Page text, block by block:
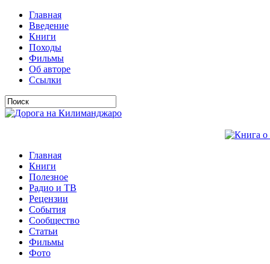
Главная
Введение
Книги
Походы
Фильмы
Об авторе
Ссылки
Главная
Книги
Полезное
Радио и ТВ
Рецензии
События
Сообщество
Статьи
Фильмы
Фото